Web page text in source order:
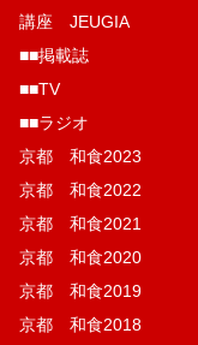
講座 JEUGIA
■■掲載誌
■■TV
■■ラジオ
京都 和食2023
京都 和食2022
京都 和食2021
京都 和食2020
京都 和食2019
京都 和食2018